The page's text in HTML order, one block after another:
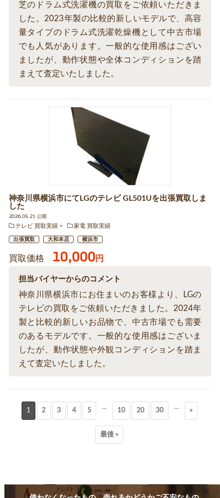
芝のドラム式洗濯機の買取をご依頼いただきま
した。2023年製の比較的新しいモデルで、高容
量タイプのドラム式洗濯乾燥機として中古市場
でも人気があります。一般的な使用感はござい
ましたが、動作状態や全体コンディションを踏
まえて査定いたしました。
神奈川県横浜市にてLGのテレビ GL501Uを出張買取しま
した
2026.05.21 公開
テレビ 買取実績
家電 買取実績
出張買取 大和本店 横浜市
買取価格 10,000円
担当バイヤーからのコメント
神奈川県横浜市にお住まいのお客様より、LGの
テレビの買取をご依頼いただきました。2024年
製と比較的新しいお品物で、中古市場でも需要
のあるモデルです。一般的な使用感はございま
したが、動作状態や外観コンディションを踏ま
えて査定いたしました。
1 2 3 4 5 ... 10 20 30 ... »
最後 »